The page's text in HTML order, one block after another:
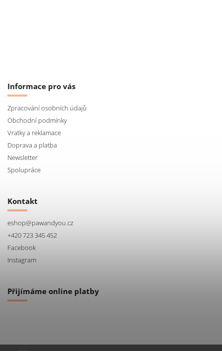
Informace pro vás
Zpracování osobních údajů
Obchodní podmínky
Vratky a reklamace
Doprava a platba
Newsletter
Spolupráce
Kontakt
eshop@pawandyou.cz
+420 723 345 452
Facebook
Instagram
Přijímáme online platby